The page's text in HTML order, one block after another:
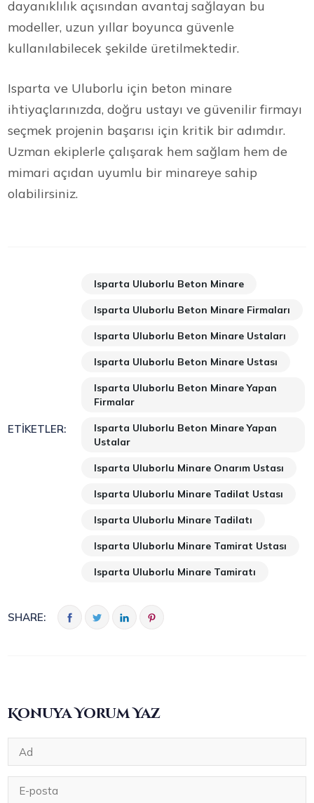
dayanıklılık açısından avantaj sağlayan bu
modeller, uzun yıllar boyunca güvenle
kullanılabilecek şekilde üretilmektedir.
Isparta ve Uluborlu için beton minare
ihtiyaçlarınızda, doğru ustayı ve güvenilir firmayı
seçmek projenin başarısı için kritik bir adımdır.
Uzman ekiplerle çalışarak hem sağlam hem de
mimari açıdan uyumlu bir minareye sahip
olabilirsiniz.
ETIKETLER:
Isparta Uluborlu Beton Minare
Isparta Uluborlu Beton Minare Firmaları
Isparta Uluborlu Beton Minare Ustaları
Isparta Uluborlu Beton Minare Ustası
Isparta Uluborlu Beton Minare Yapan
Firmalar
Isparta Uluborlu Beton Minare Yapan
Ustalar
Isparta Uluborlu Minare Onarım Ustası
Isparta Uluborlu Minare Tadilat Ustası
Isparta Uluborlu Minare Tadilatı
Isparta Uluborlu Minare Tamirat Ustası
Isparta Uluborlu Minare Tamiratı
SHARE:
Konuya Yorum Yaz